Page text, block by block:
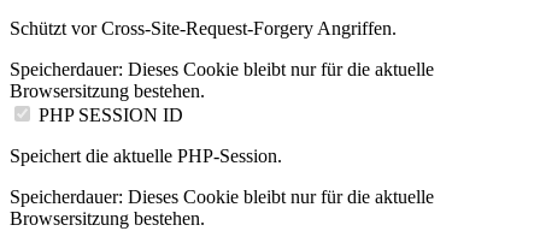
Schützt vor Cross-Site-Request-Forgery Angriffen.
Speicherdauer: Dieses Cookie bleibt nur für die aktuelle
Browsersitzung bestehen.
PHP SESSION ID
Speichert die aktuelle PHP-Session.
Speicherdauer: Dieses Cookie bleibt nur für die aktuelle
Browsersitzung bestehen.